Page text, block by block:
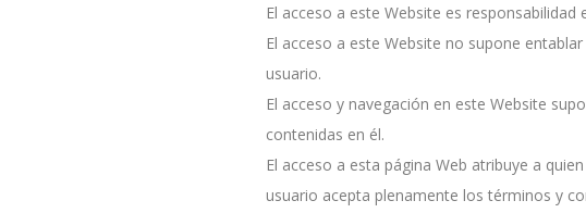
El acceso a este Website es responsabilidad
El acceso a este Website no supone
usuario.
El acceso y navegación en este Website
contenidas en él.
El acceso a esta página Web atribuye a
usuario acepta plenamente los términos y